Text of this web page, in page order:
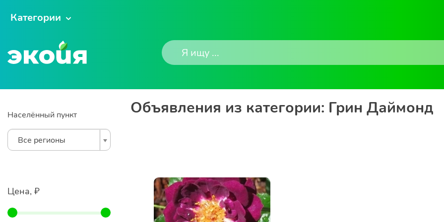
Категории
Населённый пункт
Все регионы
Цена, ₽
Объявления из категории: Грин Даймонд